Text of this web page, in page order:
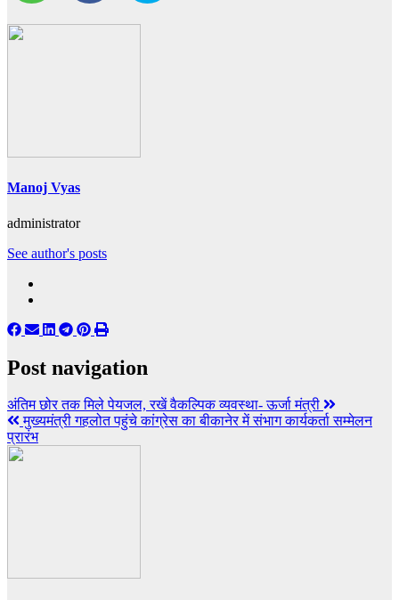
Manoj Vyas
administrator
See author's posts
Post navigation
अंतिम छोर तक मिले पेयजल, रखें वैकल्पिक व्यवस्था- ऊर्जा मंत्री
मुख्यमंत्री गहलोत पहुंचे कांग्रेस का बीकानेर में संभाग कार्यकर्ता सम्मेलन
प्रारंभ